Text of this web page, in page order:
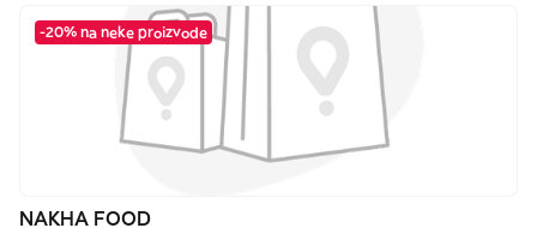
-20% na neke proizvode
NAKHA FOOD